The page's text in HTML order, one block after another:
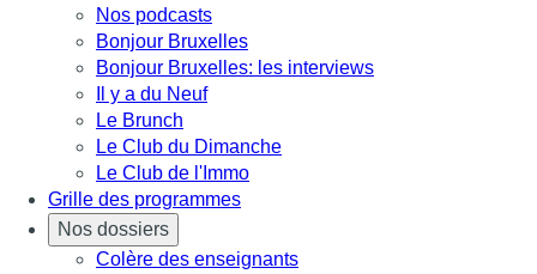
Nos podcasts
Bonjour Bruxelles
Bonjour Bruxelles: les interviews
Il y a du Neuf
Le Brunch
Le Club du Dimanche
Le Club de l'Immo
Grille des programmes
Nos dossiers
Colère des enseignants